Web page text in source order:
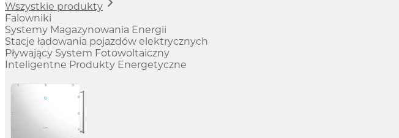
Wszystkie produkty
Falowniki
Systemy Magazynowania Energii
Stacje ładowania pojazdów elektrycznych
Pływający System Fotowoltaiczny
Inteligentne Produkty Energetyczne